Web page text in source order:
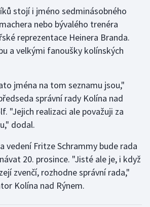
stojí i jméno sedminásobného
nebo bývalého trenéra
reprezentace Heinera Branda.
a velkými fanoušky kolínských
jména na tom seznamu jsou,"
správní rady Kolína nad
"Jejich realizaci ale považuji za
dodal.
vedení Fritze Schrammy bude rada
20. prosince. "Jisté ale je, i když
zvenčí, rozhodne správní rada,"
Kolína nad Rýnem.